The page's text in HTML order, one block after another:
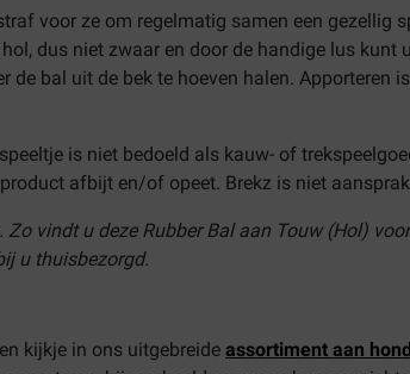
voor ze om regelmatig samen een gezellig
dus niet zwaar en door de handige lus kunt
bal uit de bek te hoeven halen. Apporteren
is niet bedoeld als kauw- of
afbijt en/of opeet. Brekz is niet
vindt u deze Rubber Bal aan Touw (Hol)
u thuisbezorgd.
kijkje in ons uitgebreide assortiment aan